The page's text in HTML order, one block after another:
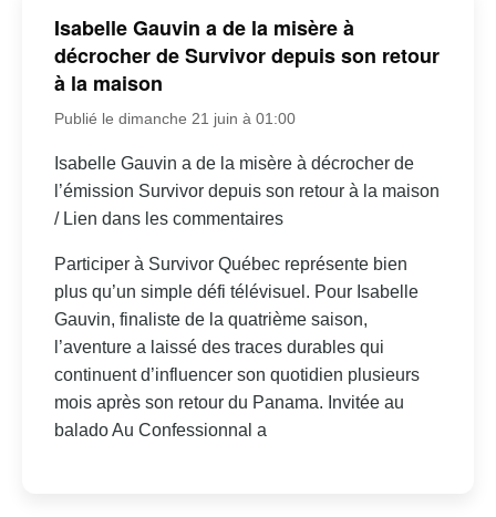
Isabelle Gauvin a de la misère à
décrocher de Survivor depuis son retour
à la maison
Publié le dimanche 21 juin à 01:00
Isabelle Gauvin a de la misère à décrocher de
l’émission Survivor depuis son retour à la maison
/ Lien dans les commentaires
Participer à Survivor Québec représente bien
plus qu’un simple défi télévisuel. Pour Isabelle
Gauvin, finaliste de la quatrième saison,
l’aventure a laissé des traces durables qui
continuent d’influencer son quotidien plusieurs
mois après son retour du Panama. Invitée au
balado Au Confessionnal a